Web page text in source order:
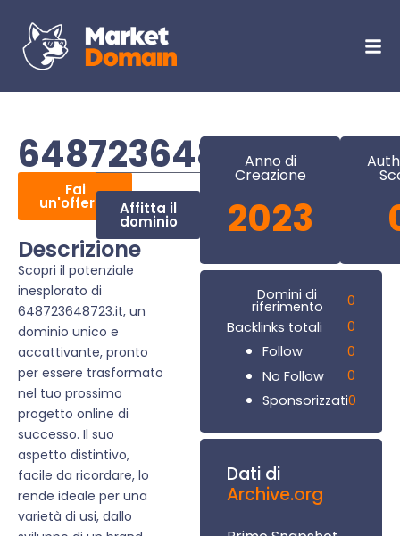
648723648723.it
Fai
un'offerta Affitta il
dominio
Descrizione
Scopri il potenziale
inesplorato di
648723648723.it, un
dominio unico e
accattivante, pronto
per essere trasformato
nel tuo prossimo
progetto online di
successo. Il suo
aspetto distintivo,
facile da ricordare, lo
rende ideale per una
varietà di usi, dallo
Anno di
Creazione
2023
Domini di
riferimento
0
Backlinks totali
0
Follow
0
No Follow
0
Sponsorizzati0
Dati di
Archive.org